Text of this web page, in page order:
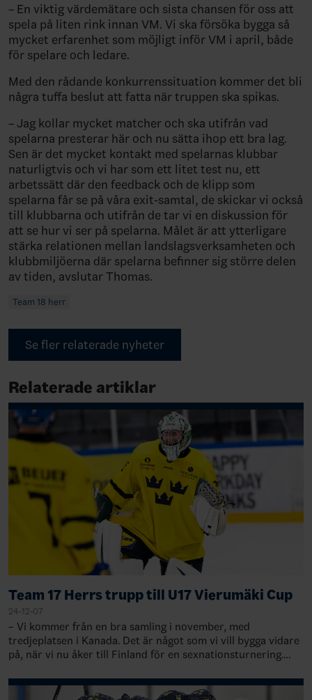
– En viktig värdemätare och sista chansen för oss att
spela på liten rink innan VM. Vi ska försöka bygga så
mycket erfarenhet som möjligt inför VM i april, både
för spelare och ledare.
Med den rådande konkurrenssituation kommer det bli
några tuffa beslut att fatta när truppen ska spikas.
– Jag kollar mycket matcher och ska utifrån vad
spelarna presterar här och nu sätta ihop ett bra lag.
Sen är det mycket kontakt med spelarnas klubbar
naturligtvis och vi har som ett litet test nu, ett
arbetssätt där den feedback och de klipp som
spelarna får se på våra exit-samtal, de skickar vi också
till klubbarna och utifrån de tar vi en diskussion för
att se hur vi ser på spelarna. Målet är att ytterligare
stärka relationen mellan landslagsverksamheten och
klubbmiljöerna där spelarna befinner sig större delen
av tiden, avslutar Thomas.
Team 18 herr
Se fler relaterade nyheter
Relaterade artiklar
Team 17 Herrs trupp till U17 Vierumäki Cup
24-12-07
– Vi kommer från en bra samling i november, med
tredjeplatsen i Kanada. Det är något som vi vill bygga vidare
på, när vi nu åker till Finland för en sexnationsturnering.